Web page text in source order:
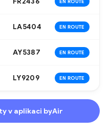
LA5404 EN ROUTE
AY5387 EN ROUTE
LY9209 EN ROUTE
v aplikaci byAir